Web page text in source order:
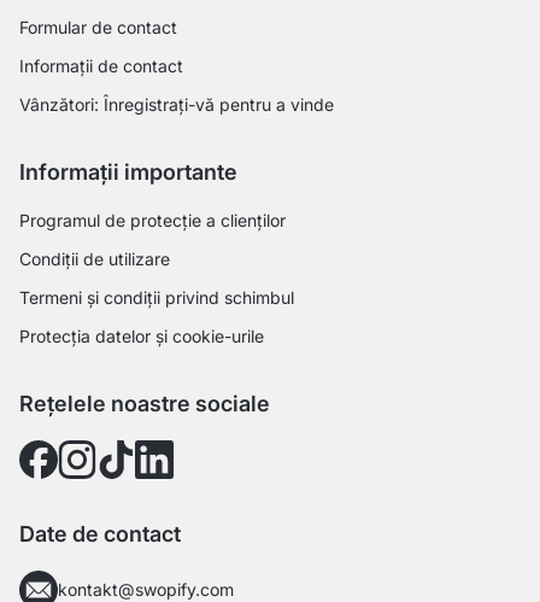
Formular de contact
Informații de contact
Vânzători: Înregistrați-vă pentru a vinde
Informații importante
Programul de protecție a clienților
Condiții de utilizare
Termeni și condiții privind schimbul
Protecția datelor și cookie-urile
Rețelele noastre sociale
Date de contact
kontakt@swopify.com